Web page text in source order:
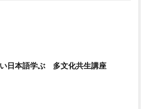
日本語学ぶ 多文化共生講座